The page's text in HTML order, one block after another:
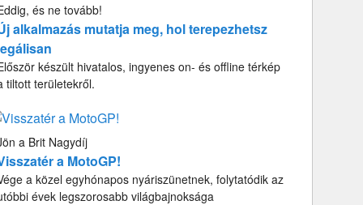
és ne tovább!
alkalmazás mutatja meg, hol terepezhetsz
készült hivatalos, ingyenes on- és offline térkép
tiltott területekről.
a Brit Nagydíj
a MotoGP!
a közel egyhónapos nyáriszünetnek, folytatódik az
évek legszorosabb világbajnoksága